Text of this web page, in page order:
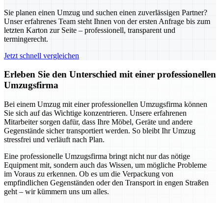
Sie planen einen Umzug und suchen einen zuverlässigen Partner?
Unser erfahrenes Team steht Ihnen von der ersten Anfrage bis zum
letzten Karton zur Seite – professionell, transparent und
termingerecht.
Jetzt schnell vergleichen
Erleben Sie den Unterschied mit einer professionellen
Umzugsfirma
Bei einem Umzug mit einer professionellen Umzugsfirma können
Sie sich auf das Wichtige konzentrieren. Unsere erfahrenen
Mitarbeiter sorgen dafür, dass Ihre Möbel, Geräte und andere
Gegenstände sicher transportiert werden. So bleibt Ihr Umzug
stressfrei und verläuft nach Plan.
Eine professionelle Umzugsfirma bringt nicht nur das nötige
Equipment mit, sondern auch das Wissen, um mögliche Probleme
im Voraus zu erkennen. Ob es um die Verpackung von
empfindlichen Gegenständen oder den Transport in engen Straßen
geht – wir kümmern uns um alles.